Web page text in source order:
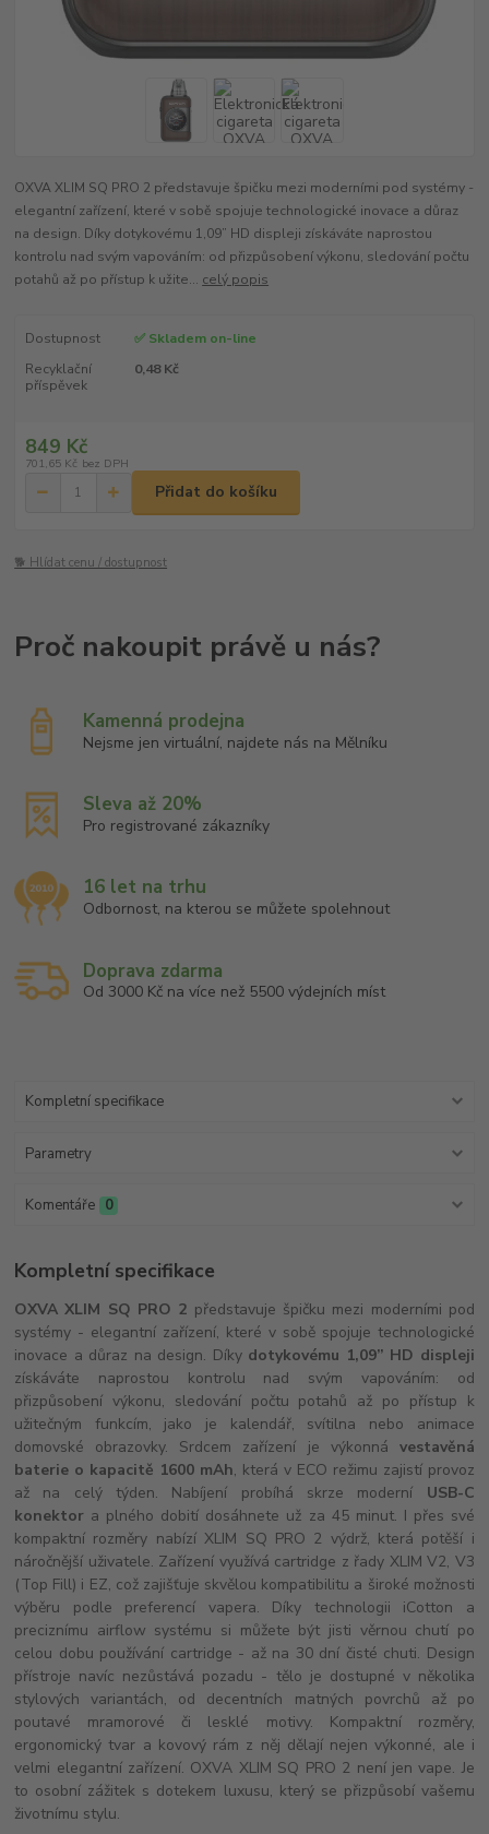
OXVA XLIM SQ PRO 2 představuje špičku mezi moderními pod systémy -
elegantní zařízení, které v sobě spojuje technologické inovace a důraz
na design. Díky dotykovému 1,09” HD displeji získáváte naprostou
kontrolu nad svým vapováním: od přizpůsobení výkonu, sledování počtu
potahů až po přístup k užite... celý popis
Dostupnost
✅ Skladem on-line
Recyklační
příspěvek
0,48 Kč
849 Kč
701,65 Kč bez DPH
Přidat do košíku
🐕 Hlídat cenu / dostupnost
Kamenná prodejna
Nejsme jen virtuální, najdete nás na Mělníku
Sleva až 20%
Pro registrované zákazníky
16 let na trhu
Odbornost, na kterou se můžete spolehnout
Doprava zdarma
Od 3000 Kč na více než 5500 výdejních míst
Kompletní specifikace
Parametry
Komentáře 0
Kompletní specifikace
OXVA XLIM SQ PRO 2 představuje špičku mezi moderními pod
systémy - elegantní zařízení, které v sobě spojuje technologické
inovace a důraz na design. Díky dotykovému 1,09” HD displeji
získáváte naprostou kontrolu nad svým vapováním: od
přizpůsobení výkonu, sledování počtu potahů až po přístup k
užitečným funkcím, jako je kalendář, svítilna nebo animace
domovské obrazovky. Srdcem zařízení je výkonná vestavěná
baterie o kapacitě 1600 mAh, která v ECO režimu zajistí provoz
až na celý týden. Nabíjení probíhá skrze moderní USB-C
konektor a plného dobití dosáhnete už za 45 minut. I přes své
kompaktní rozměry nabízí XLIM SQ PRO 2 výdrž, která potěší i
náročnější uživatele. Zařízení využívá cartridge z řady XLIM V2, V3
(Top Fill) i EZ, což zajišťuje skvělou kompatibilitu a široké možnosti
výběru podle preferencí vapera. Díky technologii iCotton a
preciznímu airflow systému si můžete být jisti věrnou chutí po
celou dobu používání cartridge - až na 30 dní čisté chuti. Design
přístroje navíc nezůstává pozadu - tělo je dostupné v několika
stylových variantách, od decentních matných povrchů až po
poutavé mramorové či lesklé motivy. Kompaktní rozměry,
ergonomický tvar a kovový rám z něj dělají nejen výkonné, ale i
velmi elegantní zařízení. OXVA XLIM SQ PRO 2 není jen vape. Je
to osobní zážitek s dotekem luxusu, který se přizpůsobí vašemu
životnímu stylu.